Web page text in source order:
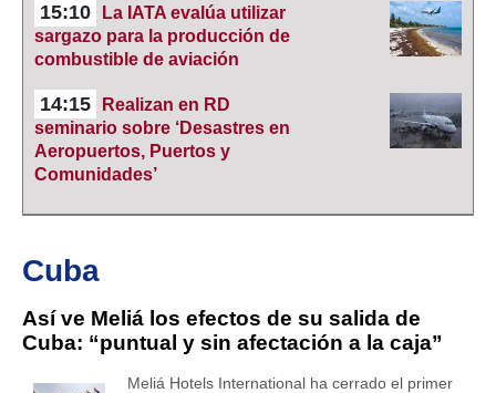
15:10
La IATA evalúa utilizar
sargazo para la producción de
combustible de aviación
14:15
Realizan en RD
seminario sobre ‘Desastres en
Aeropuertos, Puertos y
Comunidades’
Cuba
Así ve Meliá los efectos de su salida de
Cuba: “puntual y sin afectación a la caja”
Meliá Hotels International ha cerrado el primer